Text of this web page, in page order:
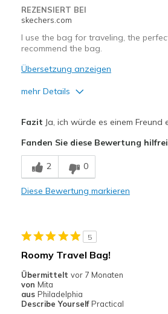
REZENSIERT BEI
skechers.com
I use the bag for traveling, the
recommend the bag.
Übersetzung anzeigen
mehr Details
Comfortable
Stylish
Feels full size too
View On Shoes
I'm Into Shoes
Fazit Ja, ich würde es einem Freund
Fanden Sie diese Bewertung
2 0
Diese Bewertung markieren
5
Roomy Travel Bag!
Übermittelt vor 7 Monaten
von Mita
aus Philadelphia
Describe Yourself Practical